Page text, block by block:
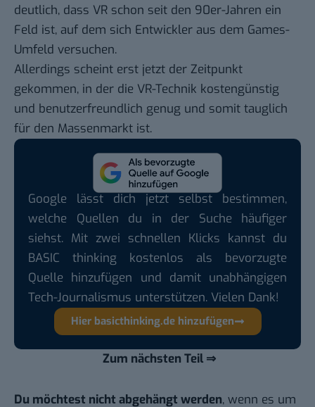
deutlich, dass VR schon seit den 90er-Jahren ein
Feld ist, auf dem sich Entwickler aus dem Games-
Umfeld versuchen.
Allerdings scheint erst jetzt der Zeitpunkt
gekommen, in der die VR-Technik kostengünstig
und benutzerfreundlich genug und somit tauglich
für den Massenmarkt ist.
Google lässt dich jetzt selbst bestimmen,
welche Quellen du in der Suche häufiger
siehst. Mit zwei schnellen Klicks kannst du
BASIC thinking kostenlos als bevorzugte
Quelle hinzufügen und damit unabhängigen
Tech-Journalismus unterstützen. Vielen Dank!
Hier basicthinking.de hinzufügen
Zum nächsten Teil⇒
Du möchtest nicht abgehängt werden, wenn es um